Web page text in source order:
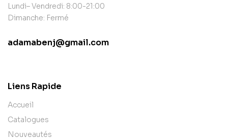
Lundi– Vendredi: 8:00-21:00
Dimanche: Fermé
adamabenj@gmail.com
Liens Rapide
Accueil
Catalogues
Nouveautés